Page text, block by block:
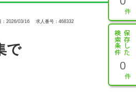
0
：2026/03/16 求人番号：468332
で